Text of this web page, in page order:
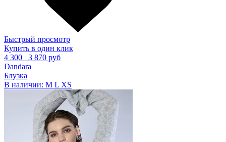
Быстрый просмотр
Купить в один клик
4 300
3 870 руб
Dandara
Блузка
В наличии: M L XS